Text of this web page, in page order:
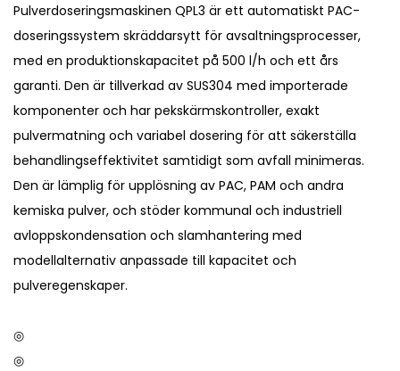
Pulverdoseringsmaskinen QPL3 är ett automatiskt PAC-
doseringssystem skräddarsytt för avsaltningsprocesser,
med en produktionskapacitet på 500 l/h och ett års
garanti. Den är tillverkad av SUS304 med importerade
komponenter och har pekskärmskontroller, exakt
pulvermatning och variabel dosering för att säkerställa
behandlingseffektivitet samtidigt som avfall minimeras.
Den är lämplig för upplösning av PAC, PAM och andra
kemiska pulver, och stöder kommunal och industriell
avloppskondensation och slamhantering med
modellalternativ anpassade till kapacitet och
pulveregenskaper.
◎
◎